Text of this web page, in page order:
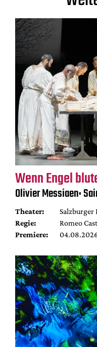
Wenn Engel
Olivier Messiaen:
Theater:
Salzburger
Regie:
Romeo
Premiere: